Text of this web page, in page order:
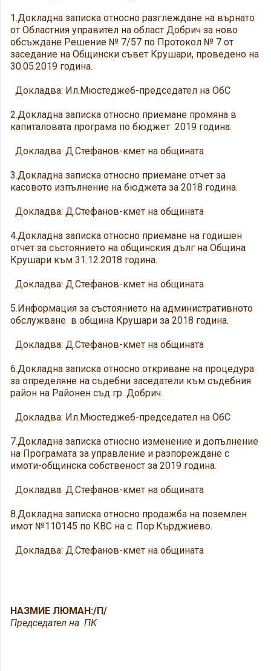
1.Докладна записка относно разглеждане на върнато
от Областния управител на област Добрич за ново
обсъждане Решение № 7/57 по Протокол № 7 от
заседание на Общински съвет Крушари, проведено на
30.05.2019 година.
Докладва: Ил.Мюстеджеб-председател на ОбС
2.Докладна записка относно приемане промяна в
капиталовата програма по бюджет 2019 година.
Докладва: Д.Стефанов-кмет на общината
3.Докладна записка относно приемане отчет за
касовото изпълнение на бюджета за 2018 година.
Докладва: Д.Стефанов-кмет на общината
4.Докладна записка относно приемане на годишен
отчет за състоянието на общинския дълг на Община
Крушари към 31.12.2018 година.
Докладва: Д.Стефанов-кмет на общината
5.Информация за състоянието на административното
обслужване в община Крушари за 2018 година.
Докладва: Д.Стефанов-кмет на общината
6.Докладна записка относно откриване на процедура
за определяне на съдебни заседатели към съдебния
район на Районен съд гр. Добрич.
Докладва: Ил.Мюстеджеб-председател на ОбС
7.Докладна записка относно изменение и допълнение
на Програмата за управление и разпореждане с
имоти-общинска собственост за 2019 година.
Докладва: Д.Стефанов-кмет на общината
8.Докладна записка относно продажба на поземлен
имот №110145 по КВС на с. Пор.Кърджиево.
Докладва: Д.Стефанов-кмет на общината
НАЗМИЕ ЛЮМАН:/П/
Председател на ПК